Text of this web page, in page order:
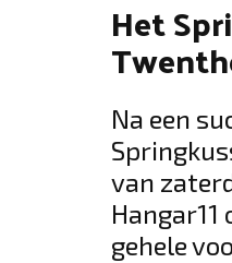
Het
Na een
van
gehele